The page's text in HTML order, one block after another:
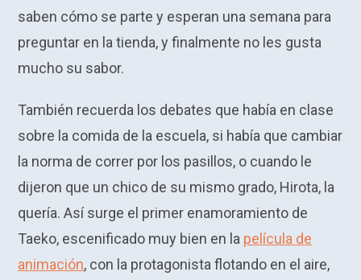
saben cómo se parte y esperan una semana para
preguntar en la tienda, y finalmente no les gusta
mucho su sabor.
También recuerda los debates que había en clase
sobre la comida de la escuela, si había que cambiar
la norma de correr por los pasillos, o cuando le
dijeron que un chico de su mismo grado, Hirota, la
quería. Así surge el primer enamoramiento de
Taeko, escenificado muy bien en la película de
animación, con la protagonista flotando en el aire,